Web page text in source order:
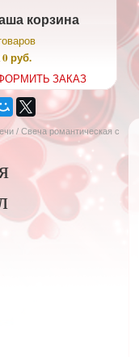
корзина
0 руб.
ЗАКАЗ
/ Свеча романтическая с